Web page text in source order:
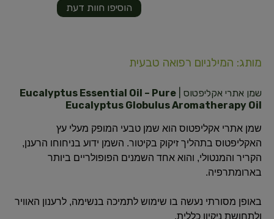
הוסיפו חוות דעת
מותג: המילניום רפואה טבעית
שמן אתרי אקליפטוס | Eucalyptus Essential Oil – Pure
Eucalyptus Globulus Aromatherapy Oil
שמן אתרי אקליפטוס הוא שמן טבעי המופק מעלי עץ
האקליפטוס בתהליך זיקוק בקיטור. השמן ידוע בניחוחו הרענן,
הקריר והמנטולי, והוא אחד השמנים הפופולריים ביותר
בארומתרפיה.
באופן מסורתי נעשה בו שימוש לתמיכה בנשימה, לרענון האוויר
ולתחושת ניקיון כללית.